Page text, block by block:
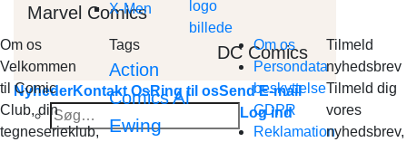
Marvel Comics
DC Comics
NyhederKontakt OsRing til osSend E-mail
Søg
efter:
Log ind
X-Men
Om os
Velkommen
til Comic
Club, din
tegneserieklub,
Tags
Action
ComicsAl
Ewing
Om os
Persondata
beskyttelse
GDPR
Reklamation
Tilmeld
nyhedsbrev
Tilmeld dig
vores
nyhedsbrev,